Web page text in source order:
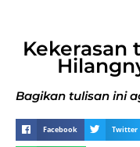
Kekerasan
Bagikan tulisan ini
Facebook Twitter